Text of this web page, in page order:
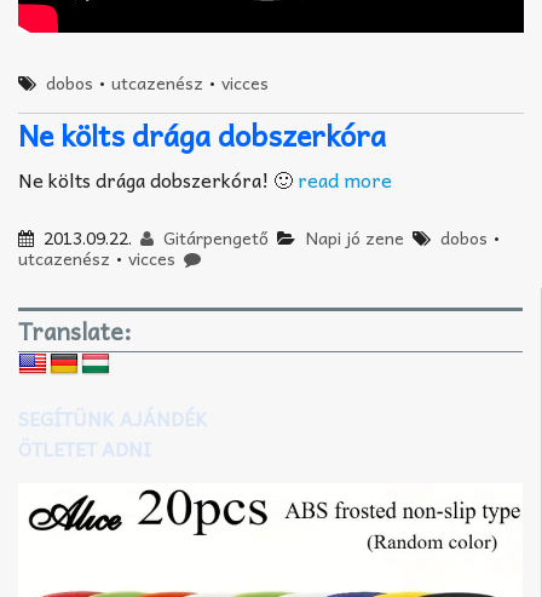
dobos •utcazenész •vicces
Ne költs drága dobszerkóra
Ne költs drága dobszerkóra! 🙂read more
2013.09.22. Gitárpengető Napi jó zene dobos •
utcazenész • vicces
Translate:
SEGÍTÜNK AJÁNDÉK
ÖTLETET ADNI